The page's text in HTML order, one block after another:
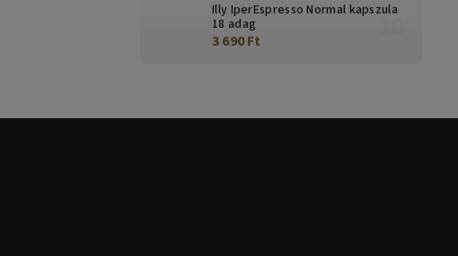
Illy IperEspresso Normal kapszula
18 adag
3 690 Ft